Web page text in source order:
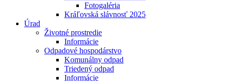
Fotogaléria
Kráľovská slávnosť 2025
Úrad
Životné prostredie
Informácie
Odpadové hospodárstvo
Komunálny odpad
Triedený odpad
Informácie